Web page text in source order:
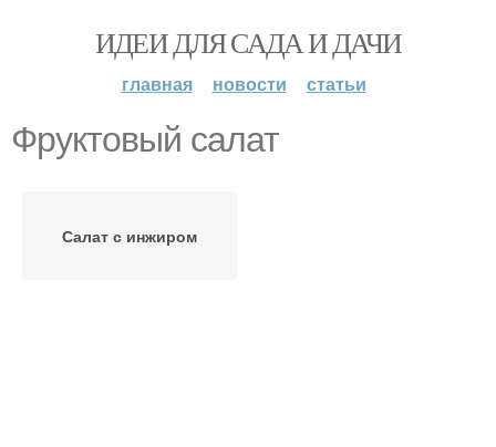
ИДЕИ ДЛЯ САДА И ДАЧИ
главная новости статьи
Фруктовый салат
Салат с инжиром